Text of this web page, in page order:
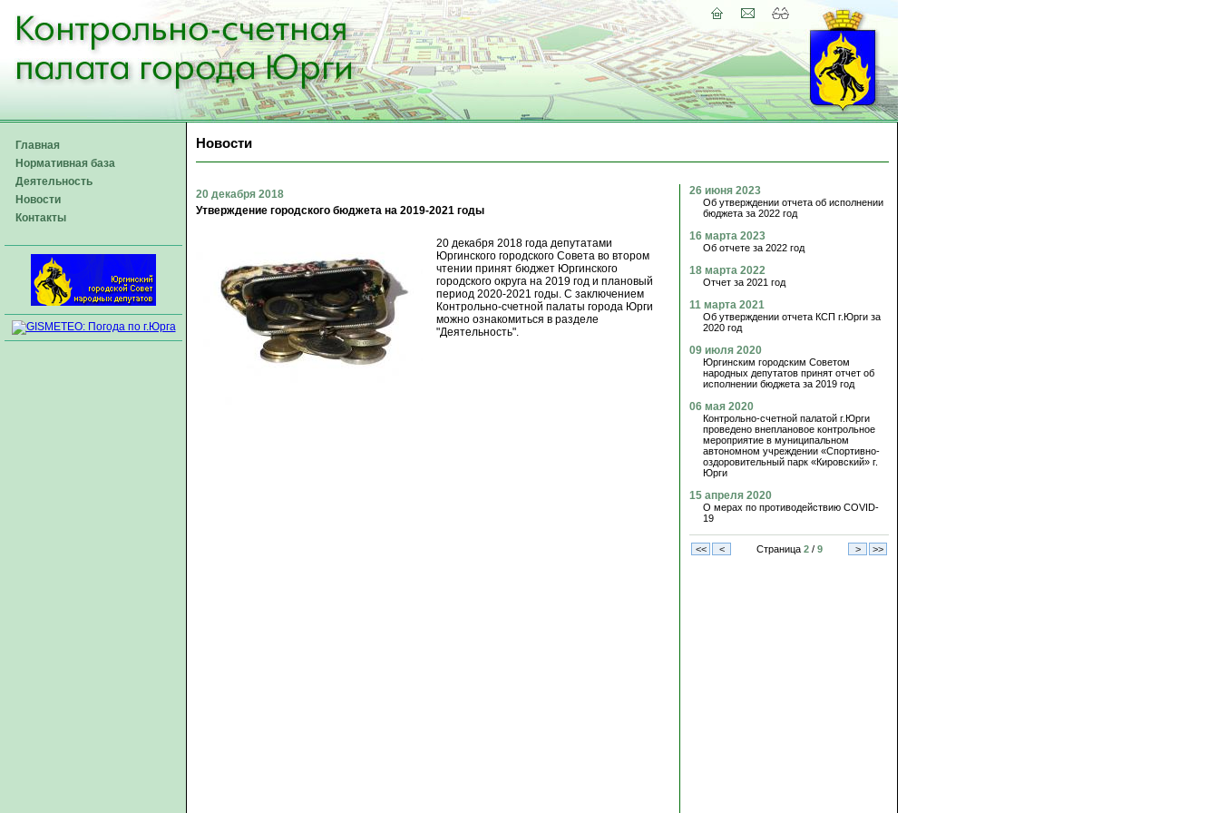
Главная
Нормативная база
Деятельность
Новости
Контакты
Новости
20 декабря 2018
Утверждение городского бюджета на 2019-2021 годы
20 декабря 2018 года депутатами
Юргинского городского Совета во втором
чтении принят бюджет Юргинского
городского округа на 2019 год и плановый
период 2020-2021 годы. С заключением
Контрольно-счетной палаты города Юрги
можно ознакомиться в разделе
"Деятельность".
26 июня 2023
Об утверждении отчета об исполнении
бюджета за 2022 год
16 марта 2023
Об отчете за 2022 год
18 марта 2022
Отчет за 2021 год
11 марта 2021
Об утверждении отчета КСП г.Юрги за
2020 год
09 июля 2020
Юргинским городским Советом
народных депутатов принят отчет об
исполнении бюджета за 2019 год
06 мая 2020
Контрольно-счетной палатой г.Юрги
проведено внеплановое контрольное
мероприятие в муниципальном
автономном учреждении «Спортивно-
оздоровительный парк «Кировский» г.
Юрги
15 апреля 2020
О мерах по противодействию COVID-
19
<< < Страница 2 / 9 > >>